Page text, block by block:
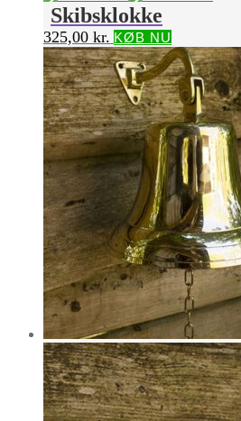
Skibsklokke
325,00 kr. KØB NU